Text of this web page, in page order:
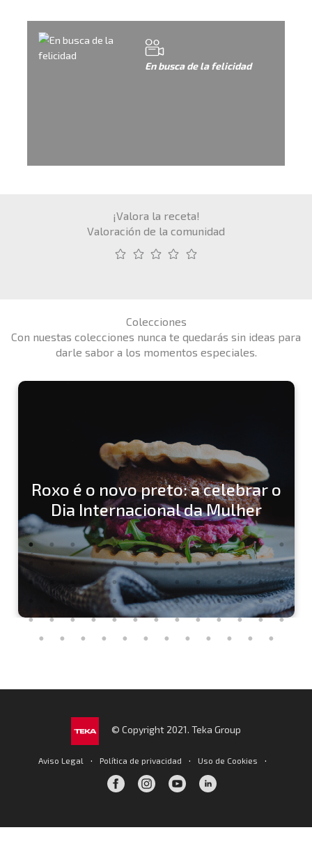
En busca de la felicidad
¡Valora la receta!
Valoración de la comunidad
Colecciones
Con nuestas colecciones nunca te quedarás sin ideas para
darle sabor a los momentos especiales.
Roxo é o novo preto: a celebrar o
Dia Internacional da Mulher
© Copyright 2021. Teka Group
Aviso Legal · Política de privacidad · Uso de Cookies ·